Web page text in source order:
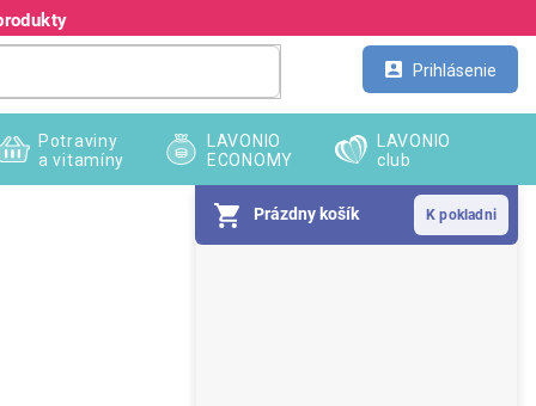
Prihlásenie
Prázdny košík
Potraviny
a vitamíny
LAVONIO
ECONOMY
LAVONIO
club